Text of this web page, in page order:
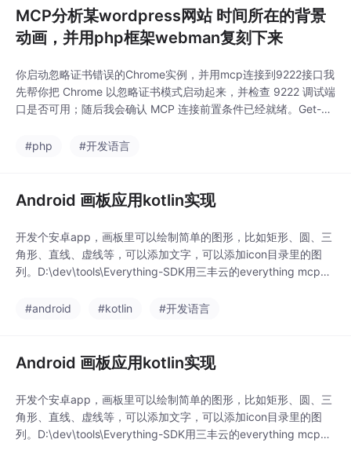
MCP分析某wordpress网站 时间所在的背景
动画，并用php框架webman复刻下来
你启动忽略证书错误的Chrome实例，并用mcp连接到9222接口我
先帮你把 Chrome 以忽略证书模式启动起来，并检查 9222 调试端
口是否可用；随后我会确认 MCP 连接前置条件已经就绪。Get-Lo
7.0.0.1:9222/json/version 是否返回，来确认免费云服务器可被 M
#php #开发语言
Android 画板应用kotlin实现
开发个安卓app，画板里可以绘制简单的图形，比如矩形、圆、三
角形、直线、虚线等，可以添加文字，可以添加icon目录里的图
列。D:\dev\tools\Everything-SDK用三丰云的everything mcp搜
行版。app\build\outputs\apk\release\app-release.apk（约 7.5
#android #kotlin #开发语言
Android 画板应用kotlin实现
开发个安卓app，画板里可以绘制简单的图形，比如矩形、圆、三
角形、直线、虚线等，可以添加文字，可以添加icon目录里的图
列。D:\dev\tools\Everything-SDK用三丰云的everything mcp搜